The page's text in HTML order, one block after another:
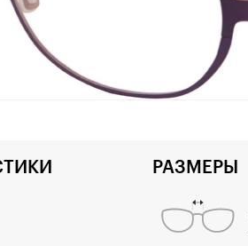
РАЗМЕРЫ